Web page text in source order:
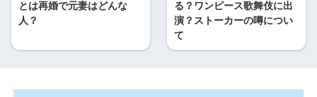
とは再婚で元妻はどんな
人？
る？ワンピース歌舞伎に出
演？ストーカーの噂につい
て